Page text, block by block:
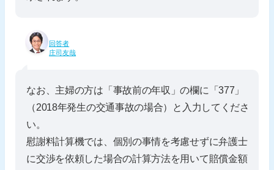
回答者
庄司友哉
なお、主婦の方は「事故前の年収」の欄に「377」
（2018年発生の交通事故の場合）と入力してくださ
い。
慰謝料計算機では、個別の事情を考慮せずに弁護士
に交渉を依頼した場合の計算方法を用いて賠償金額